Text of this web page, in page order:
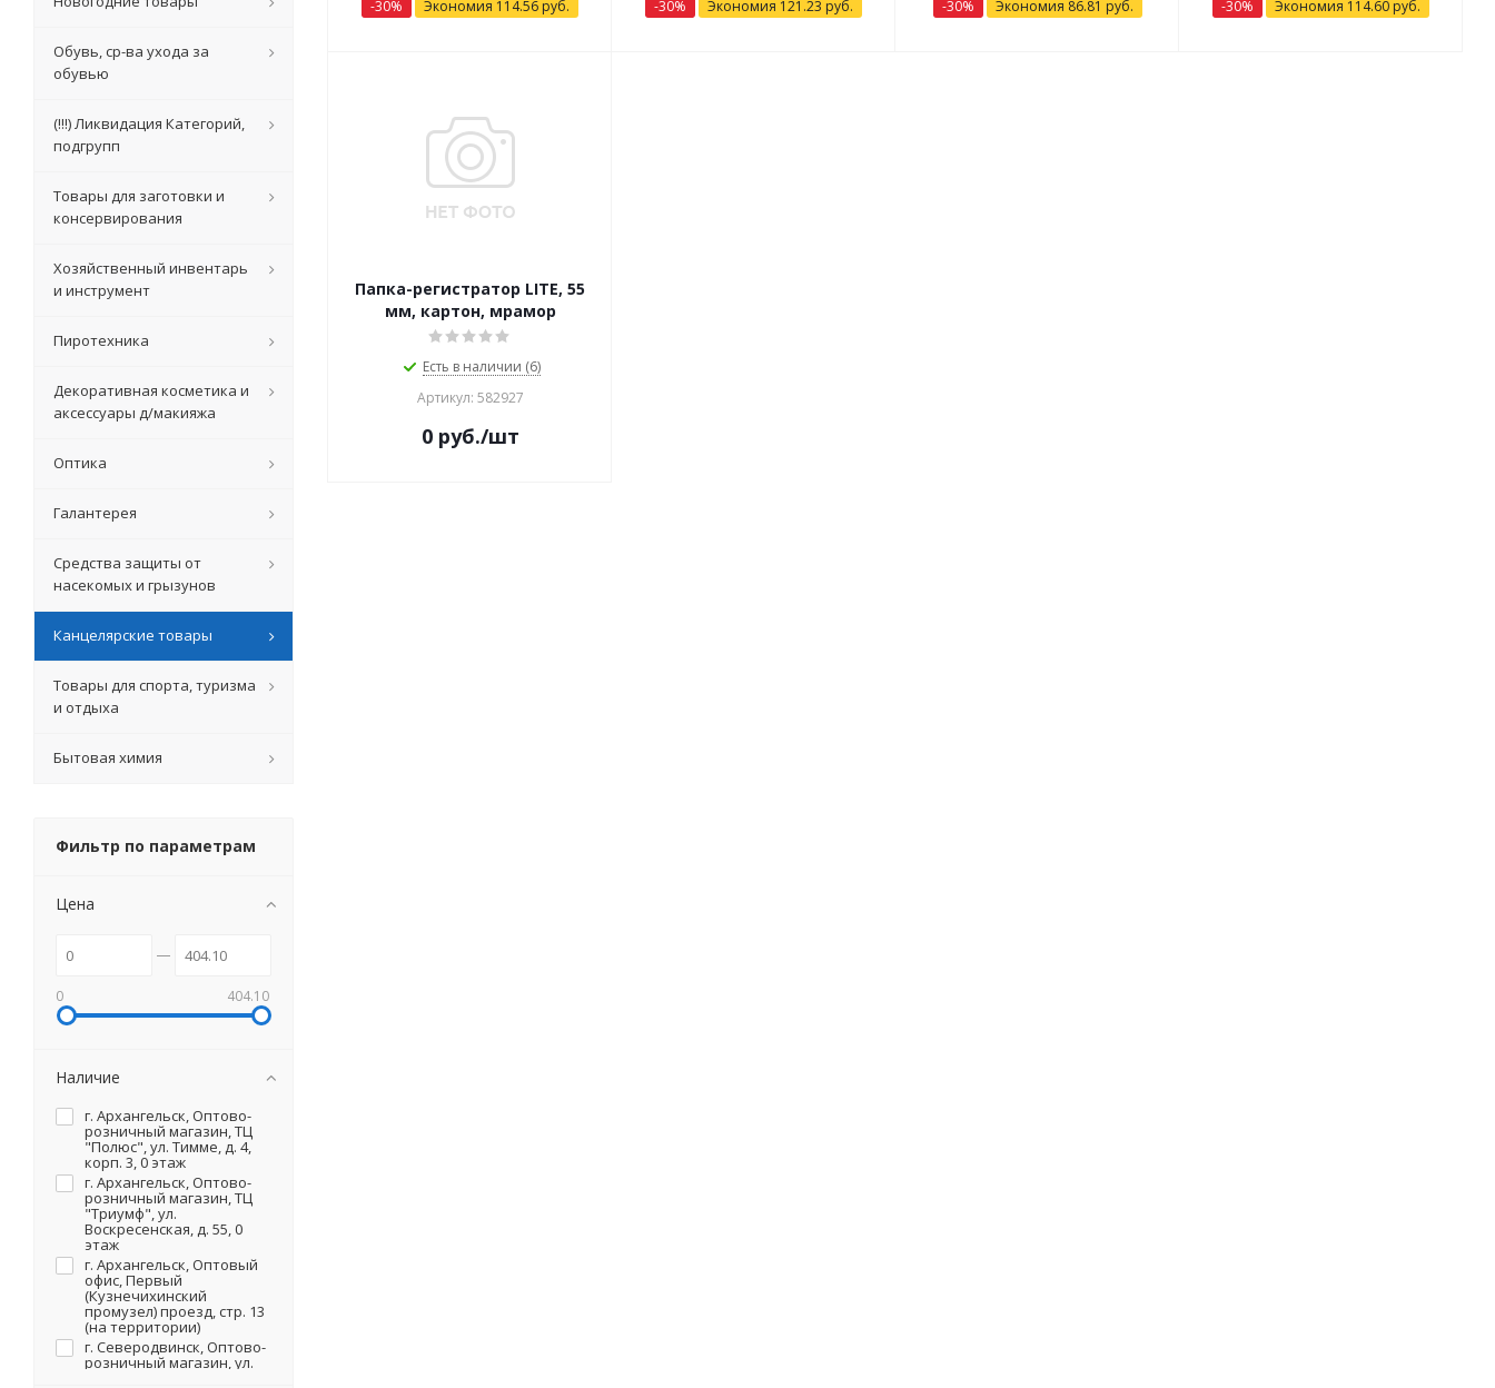
-30% Экономия 114.56 руб. -30% Экономия 121.23 руб. -30% Экономия 86.81 руб. -30% Экономия 114.60 руб.
Папка-регистратор LITE, 55
мм, картон, мрамор
Есть в наличии (6)
Артикул: 582927
0руб./шт
Обувь, ср-ва ухода за
обувью
(!!!) Ликвидация Категорий,
подгрупп
Товары для заготовки и
консервирования
Хозяйственный инвентарь
и инструмент
Пиротехника
Декоративная косметика и
аксессуары д/макияжа
Оптика
Галантерея
Средства защиты от
насекомых и грызунов
Канцелярские товары
Товары для спорта, туризма
и отдыха
Бытовая химия
Фильтр по параметрам
Цена
0 404.10
Наличие
г. Архангельск, Оптово-
розничный магазин, ТЦ
"Полюс", ул. Тимме, д. 4,
корп. 3, 0 этаж
г. Архангельск, Оптово-
розничный магазин, ТЦ
"Триумф", ул.
Воскресенская, д. 55, 0
этаж
г. Архангельск, Оптовый
офис, Первый
(Кузнечихинский
промузел) проезд, стр. 13
(на территории)
г. Северодвинск, Оптово-
розничный магазин, ул.